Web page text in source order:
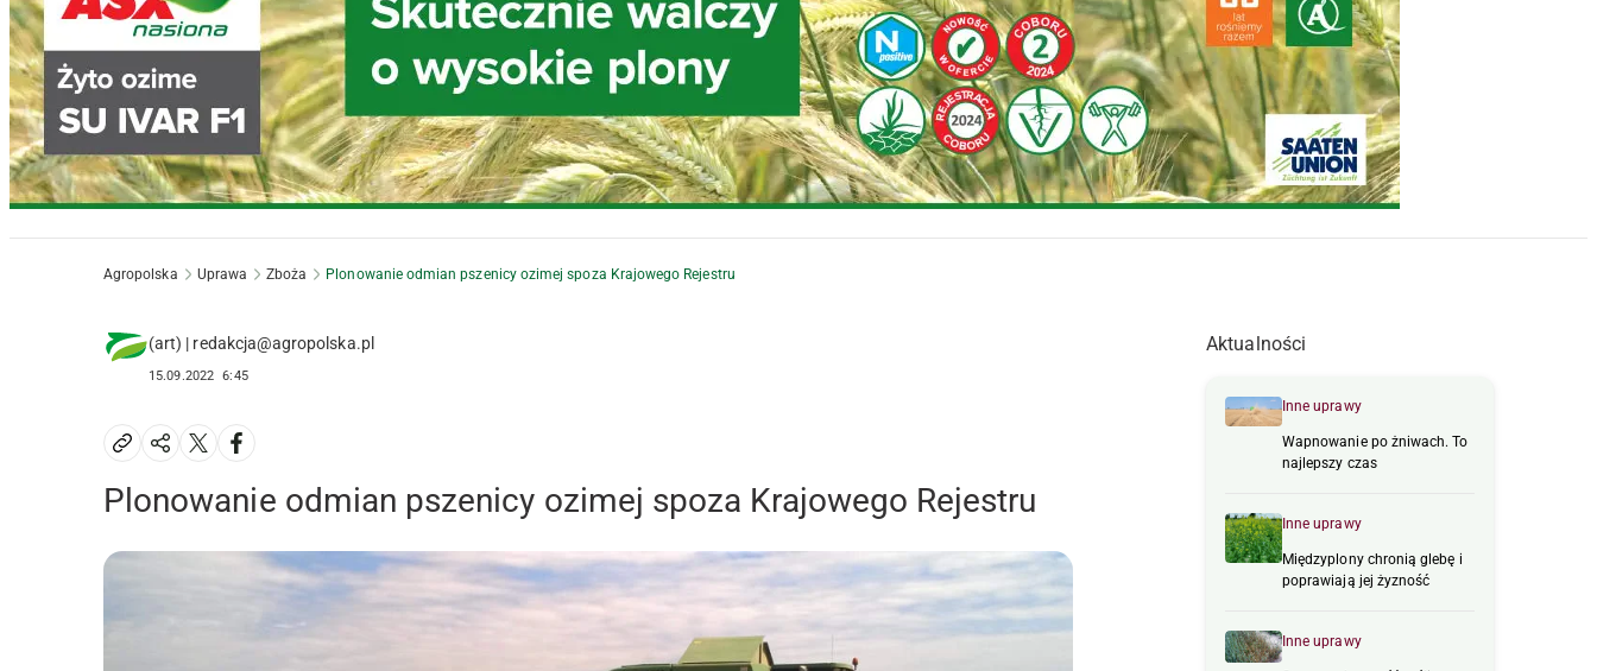
Agropolska Uprawa Zboża Plonowanie odmian pszenicy ozimej spoza Krajowego Rejestru
(art) | redakcja@agropolska.pl
15.09.2022 6:45
Plonowanie odmian pszenicy ozimej spoza Krajowego Rejestru
Aktualności
Inne uprawy
Wapnowanie po żniwach. To
najlepszy czas
Inne uprawy
Międzyplony chronią glebę i
poprawiają jej żyzność
Inne uprawy